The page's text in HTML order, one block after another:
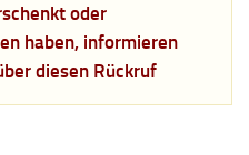
oder
haben, informieren
diesen Rückruf